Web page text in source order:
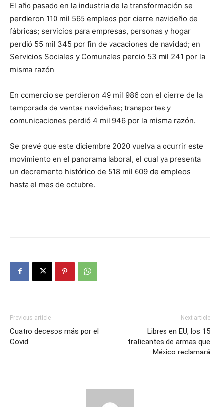
El año pasado en la industria de la transformación se
perdieron 110 mil 565 empleos por cierre navideño de
fábricas; servicios para empresas, personas y hogar
perdió 55 mil 345 por fin de vacaciones de navidad; en
Servicios Sociales y Comunales perdió 53 mil 241 por la
misma razón.
En comercio se perdieron 49 mil 986 con el cierre de la
temporada de ventas navideñas; transportes y
comunicaciones perdió 4 mil 946 por la misma razón.
Se prevé que este diciembre 2020 vuelva a ocurrir este
movimiento en el panorama laboral, el cual ya presenta
un decremento histórico de 518 mil 609 de empleos
hasta el mes de octubre.
Previous article
Cuatro decesos más por el
Covid
Next article
Libres en EU, los 15
traficantes de armas que
México reclamará